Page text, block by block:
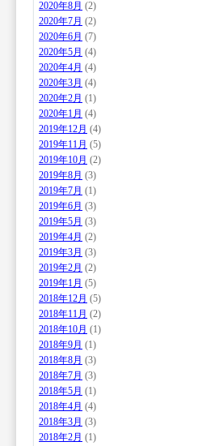
2020年8月 (2)
2020年7月 (2)
2020年6月 (7)
2020年5月 (4)
2020年4月 (4)
2020年3月 (4)
2020年2月 (1)
2020年1月 (4)
2019年12月 (4)
2019年11月 (5)
2019年10月 (2)
2019年8月 (3)
2019年7月 (1)
2019年6月 (3)
2019年5月 (3)
2019年4月 (2)
2019年3月 (3)
2019年2月 (2)
2019年1月 (5)
2018年12月 (5)
2018年11月 (2)
2018年10月 (1)
2018年9月 (1)
2018年8月 (3)
2018年7月 (3)
2018年5月 (1)
2018年4月 (4)
2018年3月 (3)
2018年2月 (1)